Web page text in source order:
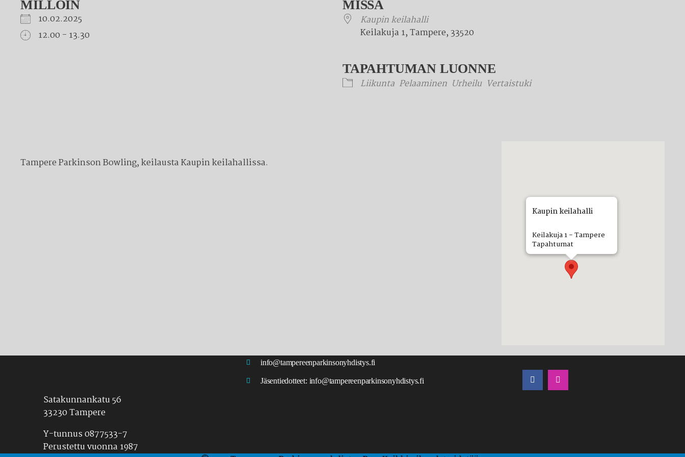
MILLOIN
10.02.2025
12.00 - 13.30
MISSÄ
Kaupin keilahalli
Keilakuja 1, Tampere, 33520
TAPAHTUMAN LUONNE
Liikunta Pelaaminen Urheilu Vertaistuki
Kaupin keilahalli
Keilakuja 1 - Tampere
Tapahtumat
Tampere Parkinson Bowling, keilausta Kaupin keilahallissa.
Satakunnankatu 56
33230 Tampere
Y-tunnus 0877533-7
Perustettu vuonna 1987
info@tampereenparkinsonyhdistys.fi
Jäsentiedotteet: info@tampereenparkinsonyhdistys.fi